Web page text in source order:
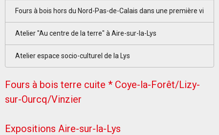
Fours à bois hors du Nord-Pas-de-Calais dans une première vi
Atelier "Au centre de la terre" à Aire-sur-la-Lys
Atelier espace socio-culturel de la Lys
Fours à bois terre cuite * Coye-la-Forêt/Lizy-
sur-Ourcq/Vinzier
Expositions Aire-sur-la-Lys